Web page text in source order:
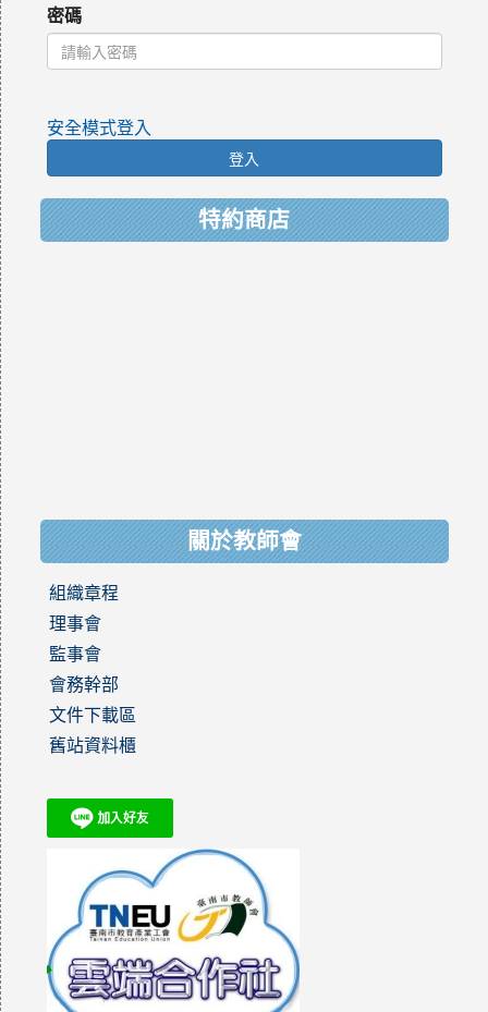
密碼
安全模式登入
登入
特約商店
關於教師會
組織章程
理事會
監事會
會務幹部
文件下載區
舊站資料櫃